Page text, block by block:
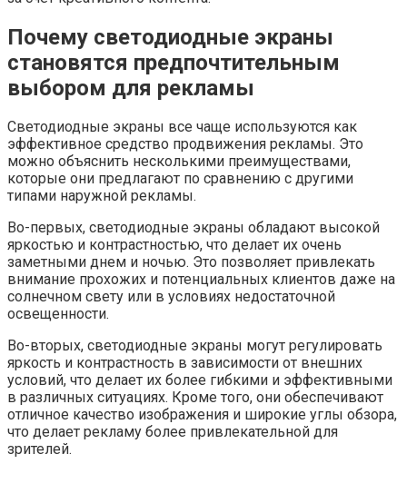
Почему светодиодные экраны
становятся предпочтительным
выбором для рекламы
Светодиодные экраны все чаще используются как
эффективное средство продвижения рекламы. Это
можно объяснить несколькими преимуществами,
которые они предлагают по сравнению с другими
типами наружной рекламы.
Во-первых, светодиодные экраны обладают высокой
яркостью и контрастностью, что делает их очень
заметными днем и ночью. Это позволяет привлекать
внимание прохожих и потенциальных клиентов даже на
солнечном свету или в условиях недостаточной
освещенности.
Во-вторых, светодиодные экраны могут регулировать
яркость и контрастность в зависимости от внешних
условий, что делает их более гибкими и эффективными
в различных ситуациях. Кроме того, они обеспечивают
отличное качество изображения и широкие углы обзора,
что делает рекламу более привлекательной для
зрителей.